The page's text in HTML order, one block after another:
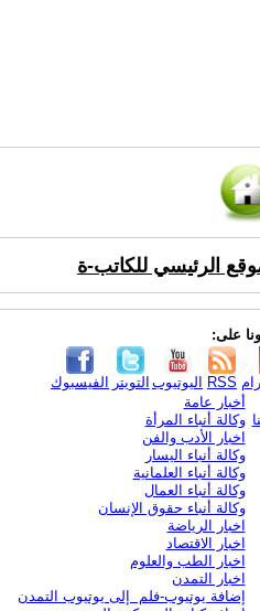
الرئيسي للكاتب-ة
على:
الفيسبوك التويتر اليوتيوب RSS
أخبار عامة
وكالة أنباء المرأة
اخبار الأدب والفن
وكالة أنباء اليسار
وكالة أنباء العلمانية
وكالة أنباء العمال
وكالة أنباء حقوق الإنسان
اخبار الرياضة
اخبار الاقتصاد
اخبار الطب والعلوم
اخبار التمدن
إضافة يوتيوب-فلم إلى يوتيوب التمدن